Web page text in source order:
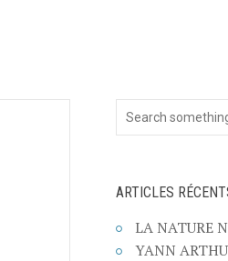
ARTICLES
LA NATURE
YANN